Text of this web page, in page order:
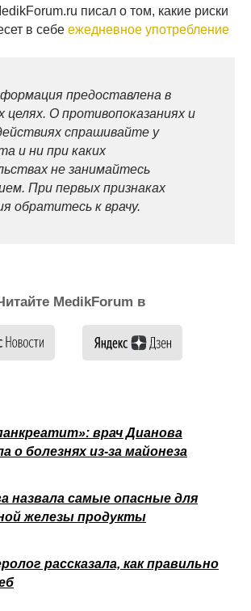
писал о том, какие риски
в себе ежедневное употребление
предоставлена в
целях. О противопоказаниях и
спрашивайте у
и ни при каких
не занимайтесь
При первых признаках
обратитесь к врачу.
MedikForum в
врач Дианова
о болезнях из-за майонеза
назвала самые опасные для
железы продукты
рассказала, как правильно